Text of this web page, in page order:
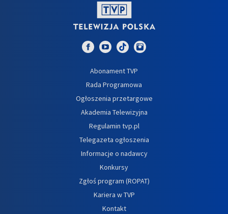
Abonament TVP
Rada Programowa
Ogłoszenia przetargowe
Akademia Telewizyjna
Regulamin tvp.pl
Telegazeta ogłoszenia
Informacje o nadawcy
Konkursy
Zgłoś program (ROPAT)
Kariera w TVP
Kontakt